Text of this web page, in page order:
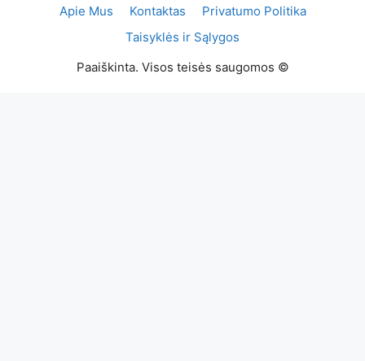
Apie Mus Kontaktas
Privatumo Politika
Taisyklės ir Sąlygos
Paaiškinta. Visos teisės saugomos ©